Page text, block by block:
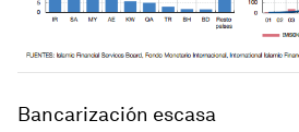
Bancarización escasa